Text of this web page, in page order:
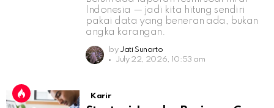
Indonesia — jadi kita hitung sendiri
pakai data yang beneran ada, bukan
angka karangan.
by Jati Sunarto
July 22, 2026, 10:53 am
Karir